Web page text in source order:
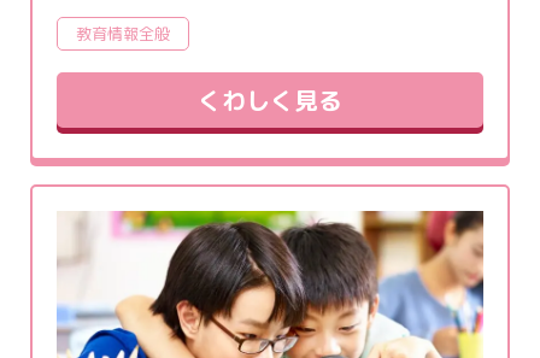
教育情報全般
くわしく見る